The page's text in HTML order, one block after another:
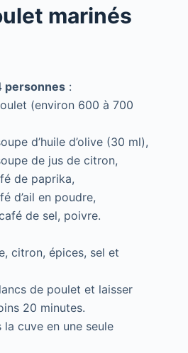
marinés
personnes :
(environ 600 à 700
d’huile d’olive (30 ml),
de jus de citron,
de paprika,
d’ail en poudre,
de sel, poivre.
citron, épices, sel et
de poulet et laisser
20 minutes.
la cuve en une seule